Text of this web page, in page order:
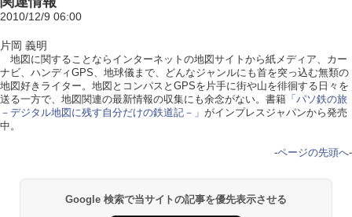
2010/12/9 06:00
片岡 義明
地図に関することならインターネットの地図サイトから紙メディア、カー
ナビ、ハンディGPS、地球儀まで、どんなジャンルにも首を突っ込む無類の
地図好きライター。地図とコンパスとGPSを片手に街や山を徘徊する日々を
送る一方で、地図関連の最新情報の収集にも余念がない。書籍「パソ鉄の旅
－デジタル地図に残す自分だけの鉄道記－」 がインプレスジャパンから発売
中。
-ページの先頭へ-
Google 検索で当サイトの記事を優先表示させる